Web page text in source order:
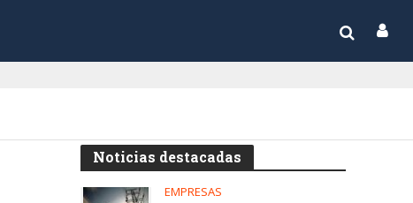
Noticias destacadas
EMPRESAS